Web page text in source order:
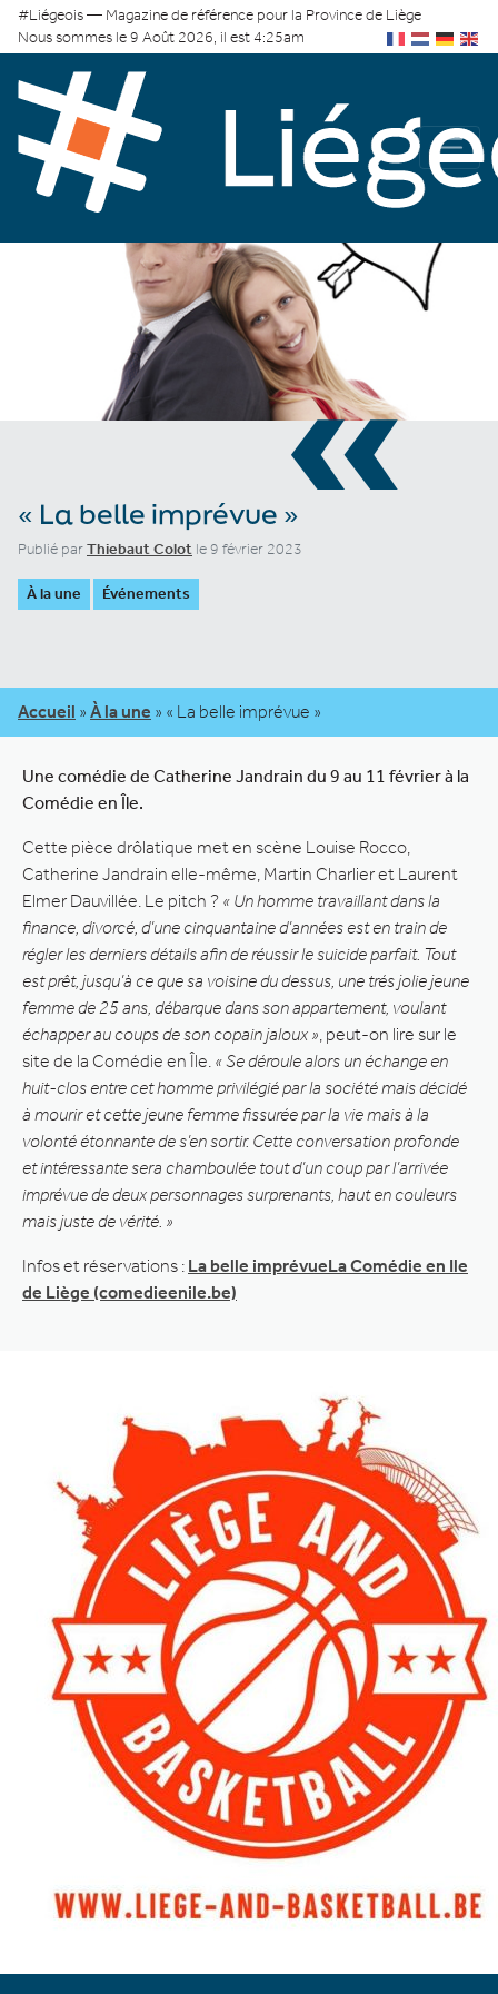
#Liégeois — Magazine de référence pour la Province de Liège
Nous sommes le 9 Août 2026, il est 4:25am
«
« La belle imprévue »
Publié parThiebaut Colot le 9 février 2023
À la une Événements
Accueil » À la une » « La belle imprévue »
Une comédie de Catherine Jandrain du 9 au 11 février à la
Comédie en Île.
Cette pièce drôlatique met en scène Louise Rocco,
Catherine Jandrain elle-même, Martin Charlier et Laurent
Elmer Dauvillée. Le pitch ? « Un homme travaillant dans la
finance, divorcé, d’une cinquantaine d’années est en train de
régler les derniers détails afin de réussir le suicide parfait. Tout
est prêt, jusqu’à ce que sa voisine du dessus, une trés jolie jeune
femme de 25 ans, débarque dans son appartement, voulant
échapper au coups de son copain jaloux » , peut-on lire sur le
site de la Comédie en Île. « Se déroule alors un échange en
huit-clos entre cet homme privilégié par la société mais décidé
à mourir et cette jeune femme fissurée par la vie mais à la
volonté étonnante de s’en sortir. Cette conversation profonde
et intéressante sera chamboulée tout d’un coup par l’arrivée
imprévue de deux personnages surprenants, haut en couleurs
mais juste de vérité. »
Infos et réservations : La belle imprévueLa Comédie en Ile
de Liège (comedieenile.be)